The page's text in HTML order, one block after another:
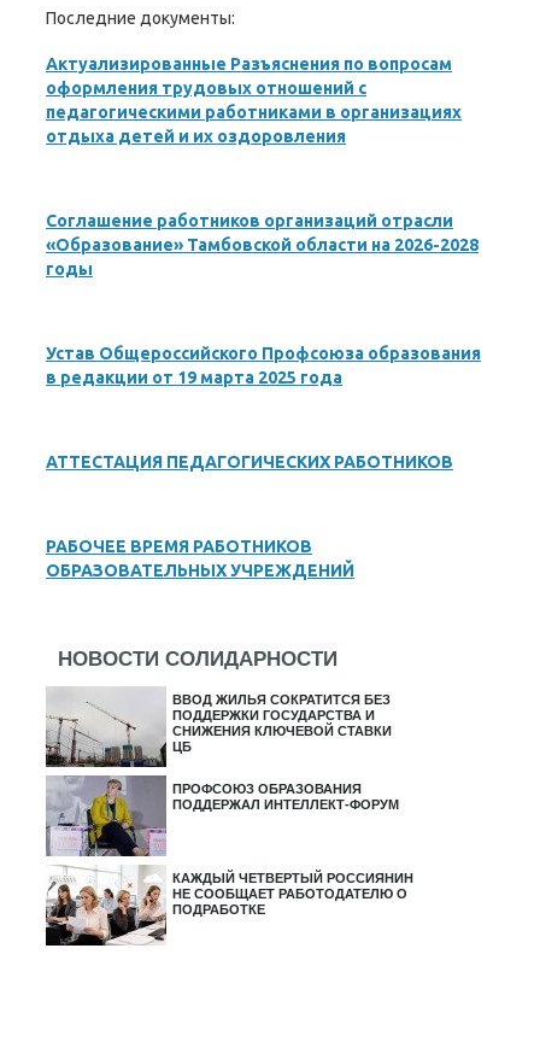
Последние документы:
Актуализированные Разъяснения по вопросам
оформления трудовых отношений с
педагогическими работниками в организациях
отдыха детей и их оздоровления
Соглашение работников организаций отрасли
«Образование» Тамбовской области на 2026-2028
годы
Устав Общероссийского Профсоюза образования
в редакции от 19 марта 2025 года
АТТЕСТАЦИЯ ПЕДАГОГИЧЕСКИХ РАБОТНИКОВ
РАБОЧЕЕ ВРЕМЯ РАБОТНИКОВ
ОБРАЗОВАТЕЛЬНЫХ УЧРЕЖДЕНИЙ
НОВОСТИ СОЛИДАРНОСТИ
ВВОД ЖИЛЬЯ СОКРАТИТСЯ БЕЗ
ПОДДЕРЖКИ ГОСУДАРСТВА И
СНИЖЕНИЯ КЛЮЧЕВОЙ СТАВКИ
ЦБ
ПРОФСОЮЗ ОБРАЗОВАНИЯ
ПОДДЕРЖАЛ ИНТЕЛЛЕКТ-ФОРУМ
КАЖДЫЙ ЧЕТВЕРТЫЙ РОССИЯНИН
НЕ СООБЩАЕТ РАБОТОДАТЕЛЮ О
ПОДРАБОТКЕ